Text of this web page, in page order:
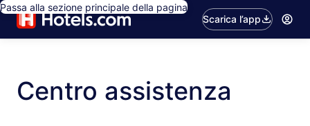
Passa alla sezione principale della pagina
Scarica l’app
Centro assistenza